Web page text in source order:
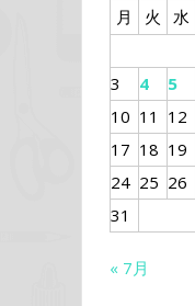
月
火 水
3
4 5
10 11 12
17 18 19
24 25 26
31
« 7月